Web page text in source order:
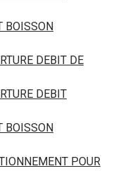
BOISSON
DEBIT DE
DEBIT
BOISSON
POUR